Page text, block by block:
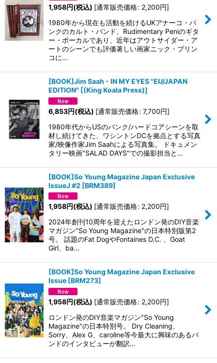
1,958円(税込) [通常販売価格: 2,200円]
1980年から現在も活動を続けるUKアナーコ・パ
ンクのカルト・バンド、Rudimentary Peniのギタ
ー・ボーカルであり、近年はアウトサイダー・ア
ートのシーンでも評価著しい画家ニック・ブリン
コに…
[BOOK]Jim Saah - IN MY EYES "EU/JAPAN
EDITION" [(King Koala Press)]
6,853円(税込) [通常販売価格: 7,700円]
1980年代からUSのパンク/ハードコアシーンを取
材し続けてきた、ワシントンDCを拠点とする写真
家/映像作家Jim Saahによる写真集。 ドキュメン
タリー映画"SALAD DAYS"での撮影担当と…
[BOOK]So Young Magazine Japan Exclusive
IssueJ #2 [BRM389]
1,958円(税込) [通常販売価格: 2,200円]
2024年創刊10周年を迎えたロンドン発のDIY音楽
マガジン"So Young Magazine"の日本特別版第2
号。 話題のFat DogやFontaines D.C. 、Goat
Girl、ba…
[BOOK]So Young Magazine Japan Exclusive
Issue [BRM273]
1,958円(税込) [通常販売価格: 2,200円]
ロンドン発のDIY音楽マガジン"So Young
Magazine"の日本特別号。 Dry Cleaning、
Sorry、Alex G、caroline等今最大に興味のあるバ
ンドのインタビューが翻訳…